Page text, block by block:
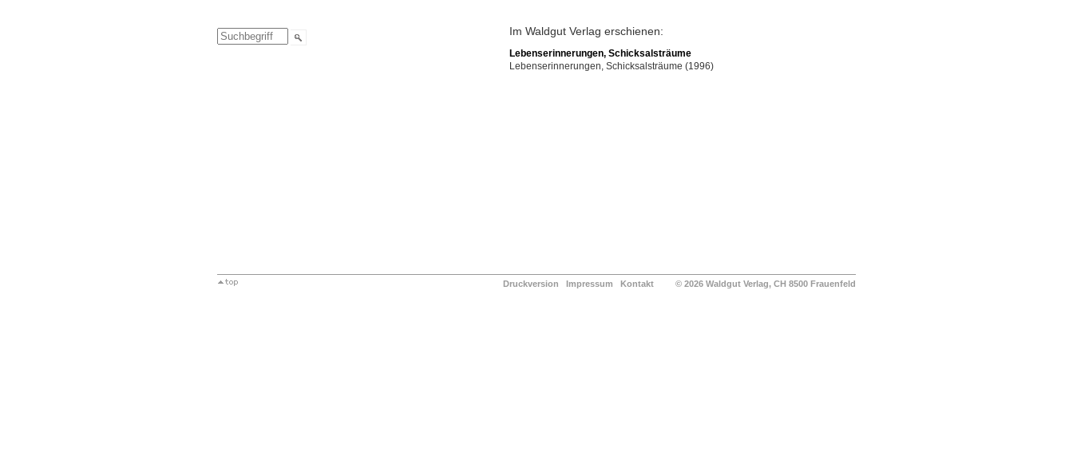
Im Waldgut Verlag erschienen:
Lebenserinnerungen, Schicksalsträume
Lebenserinnerungen, Schicksalsträume (1996)
Druckversion Impressum Kontakt © 2026 Waldgut Verlag, CH 8500 Frauenfeld